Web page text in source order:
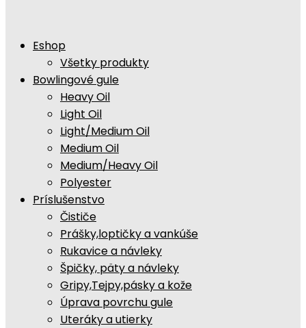
Eshop
Všetky produkty
Bowlingové gule
Heavy Oil
Light Oil
Light/Medium Oil
Medium Oil
Medium/Heavy Oil
Polyester
Príslušenstvo
Čističe
Prášky,loptičky a vankúše
Rukavice a návleky
Špičky, päty a návleky
Gripy,Tejpy,pásky a kože
Úprava povrchu gule
Uteráky a utierky